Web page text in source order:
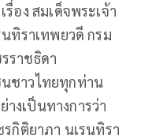
อง สมเด็จพระเจ้า
ทิราเทพยวดี กรม
ราชธิดา
ชาวไทยทุกท่าน
งเป็นทางการว่า
รกิติยาภา นเรนทิรา